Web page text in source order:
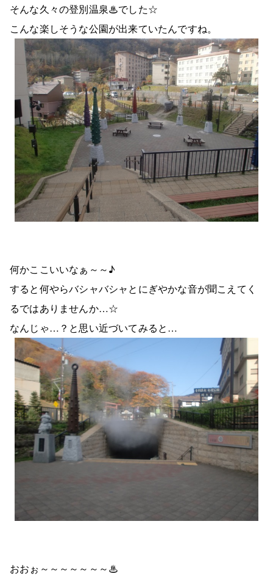
そんな久々の登別温泉♨でした☆
こんな楽しそうな公園が出来ていたんですね。
何かここいいなぁ～～♪
すると何やらバシャバシャとにぎやかな音が聞こえてく
るではありませんか…☆
なんじゃ…？と思い近づいてみると…
おおぉ～～～～～～～♨